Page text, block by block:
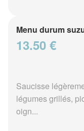
Menu durum
13.50 €
Saucisse
légumes grillés,
oign...